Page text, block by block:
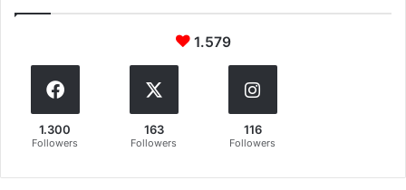
1.579
1.300
Followers
163
Followers
116
Followers